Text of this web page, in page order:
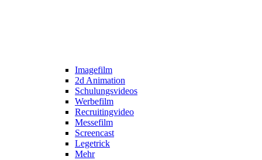
Imagefilm
2d Animation
Schulungsvideos
Werbefilm
Recruitingvideo
Messefilm
Screencast
Legetrick
Mehr